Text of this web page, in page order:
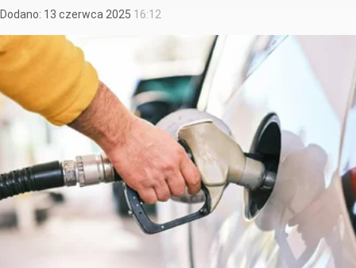
Dodano: 13 czerwca 2025 16:12